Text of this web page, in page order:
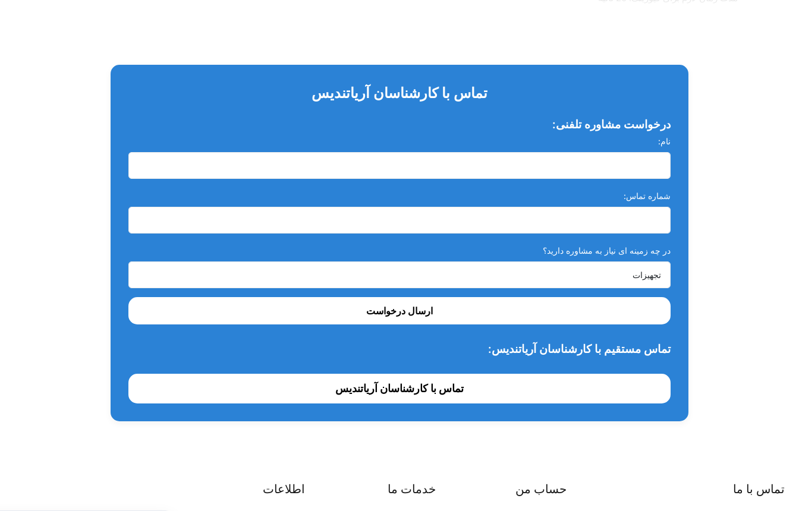
دارای خاصیت رادیواپک عالی و استحکام بالا
تماس با کارشناسان آریاتندیس
درخواست مشاوره تلفنی:
نام:
شماره تماس:
در چه زمینه ای نیاز به مشاوره دارید؟
ارسال درخواست
تماس مستقیم با کارشناسان آریاتندیس:
تماس با کارشناسان آریاتندیس
تماس با ما حساب من خدمات ما اطلاعات